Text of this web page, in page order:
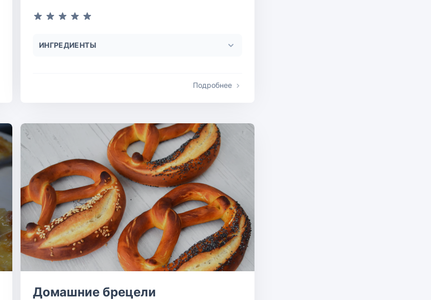
ИНГРЕДИЕНТЫ
Подробнее
Домашние брецели